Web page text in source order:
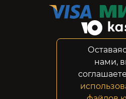
Правовая
нами,